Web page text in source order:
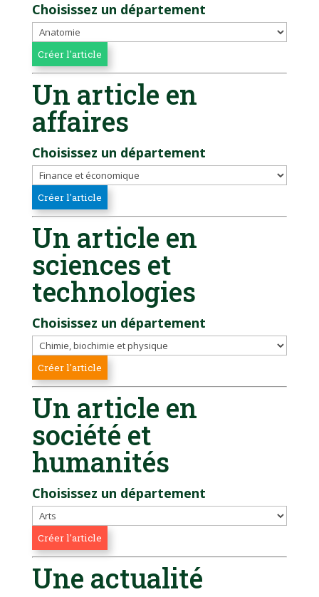
Choisissez un département
Un article en
affaires
Choisissez un département
Un article en
sciences et
technologies
Choisissez un département
Un article en
société et
humanités
Choisissez un département
Une actualité